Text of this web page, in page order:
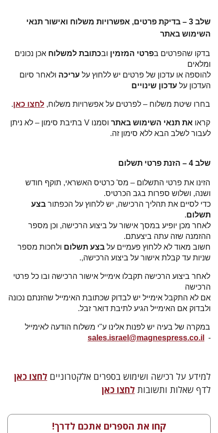
שלב 3 – בדיקת פרטים, אפשרויות משלוח ואישור תנאי
השימוש באתר
בדקו שהפרטים בפרטי המזמין ובכתובת למשלוח אכן נכונים
ומלאים
להוספה או עדכון של פרטים יש ללחוץ על עריכה ולאחר סיום
העדכון על עדכון שינויים
בחרו שיטת משלוח – לפרטים על אפשרויות משלוח, לחצו כאן.
קראו את תנאי השימוש באתר וסמנו V בתיבת סימון – לא ניתן
לעבור לשלב הבא ללא סימון זה.
שלב 4 – הזנת פרטי תשלום
הזינו את פרטי התשלום – מס' כרטיס האשראי, תוקף חודש
ושנה, ושלוש ספרות בגב הכרטיס.
כדי לסיים את תהליך הרכישה, יש ללחוץ על הכפתור בצע
תשלום.
לאחר מכן יופיע במסך אישור על ביצוע הרכישה, וכן מספר
ההזמנה שזה עתה ביצעתם.
חשוב מאוד לא ללחוץ פעמיים על בצע תשלום ולחכות מספר
שניות עד קבלת אישור על ביצוע הרכישה,.
לאחר ביצוע הרכישה תקבלו אימייל אישור הרכישה ובו כל פרטי
הרכישה
אם לא התקבל אימייל יש לבדוק שכתובת האימייל שהזנתם נכונה
ולבדוק אם האימייל הגיע לתיבת דואר זבל.
במקרה של בעיה יש לפנות אלינו ע"י משלוח הודעה לאימייל
-
sales.israel@magnespress.co.il
למידע על רכישה ושימוש בספרים אלקטרוניים לחצו כאן
לדף שאלות ותשובות לחצו כאן
קחו את הספרים אתכם לדרך!